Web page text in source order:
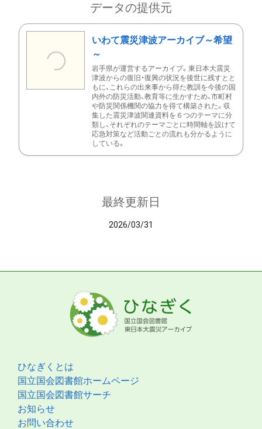
データの提供元
いわて震災津波アーカイブ～希望
～
岩手県が運営するアーカイブ。東日本大震災
津波からの復旧・復興の状況を後世に残すとと
もに、これらの出来事から得た教訓を今後の国
内外の防災活動、教育等に生かすため、市町村
や防災関係機関の協力を得て構築された。収
集した震災津波関連資料を６つのテーマに分
類し、それぞれのテーマごとに時間軸を設けて
応急対策など活動ごとの流れも分かるように
している。
最終更新日
2026/03/31
ひなぎくとは
国立国会図書館ホームページ
国立国会図書館サーチ
お知らせ
お問い合わせ